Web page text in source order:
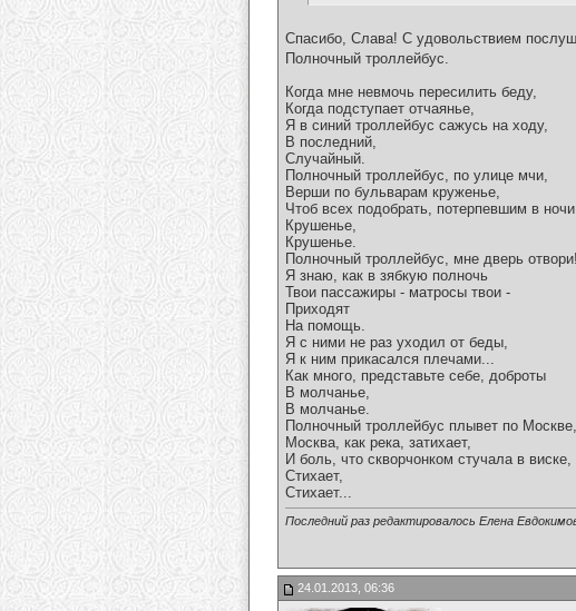
Спасибо, Слава! С удовольствием
Полночный троллейбус.
Когда мне невмочь пересилить беду,
Когда подступает отчаянье,
Я в синий троллейбус сажусь на ходу,
В последний,
Случайный.
Полночный троллейбус, по улице мчи,
Верши по бульварам круженье,
Чтоб всех подобрать, потерпевшим в ночи
Крушенье,
Крушенье.
Полночный троллейбус, мне дверь отвори!
Я знаю, как в зябкую полночь
Твои пассажиры - матросы твои -
Приходят
На помощь.
Я с ними не раз уходил от беды,
Я к ним прикасался плечами...
Как много, представьте себе, доброты
В молчанье,
В молчанье.
Полночный троллейбус плывет по Москве,
Москва, как река, затихает,
И боль, что скворчонком стучала в виске,
Стихает,
Стихает...
Последний раз редактировалось Елена
24.01.2013, 06:36